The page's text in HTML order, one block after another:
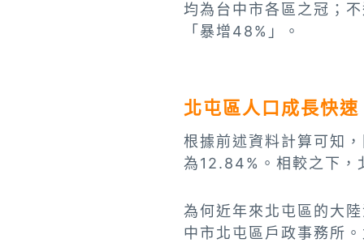
均為台中市各區之冠；
「暴增48%」。
北屯區人口成長快
根據前述資料計算可知
為12.84%。相較之下，
為何近年來北屯區的大
中市北屯區戶政事務所